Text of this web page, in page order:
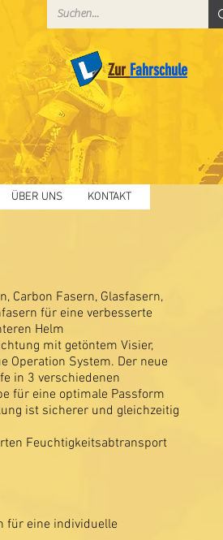
Zur Fahrschule
ÜBER UNS KONTAKT
Carbon Fasern, Glasfasern,
für eine verbesserte
Helm
mit getöntem Visier,
Operation System. Der neue
in 3 verschiedenen
für eine optimale Passform
ist sicherer und gleichzeitig
Feuchtigkeitsabtransport
für eine individuelle